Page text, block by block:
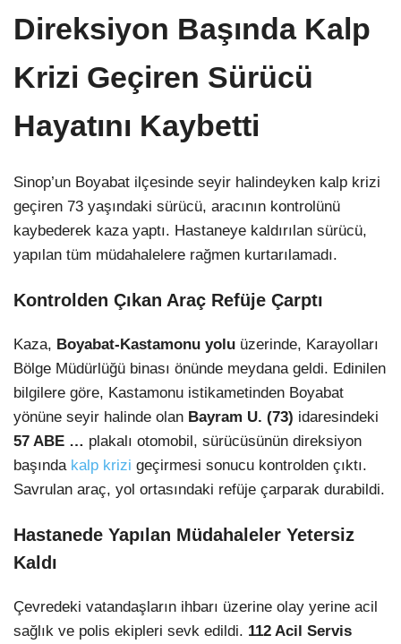
Direksiyon Başında Kalp
Krizi Geçiren Sürücü
Hayatını Kaybetti
Sinop’un Boyabat ilçesinde seyir halindeyken kalp krizi
geçiren 73 yaşındaki sürücü, aracının kontrolünü
kaybederek kaza yaptı. Hastaneye kaldırılan sürücü,
yapılan tüm müdahalelere rağmen kurtarılamadı.
Kontrolden Çıkan Araç Refüje Çarptı
Kaza, Boyabat-Kastamonu yolu üzerinde, Karayolları
Bölge Müdürlüğü binası önünde meydana geldi. Edinilen
bilgilere göre, Kastamonu istikametinden Boyabat
yönüne seyir halinde olan Bayram U. (73) idaresindeki
57 ABE … plakalı otomobil, sürücüsünün direksiyon
başında kalp krizi geçirmesi sonucu kontrolden çıktı.
Savrulan araç, yol ortasındaki refüje çarparak durabildi.
Hastanede Yapılan Müdahaleler Yetersiz
Kaldı
Çevredeki vatandaşların ihbarı üzerine olay yerine acil
sağlık ve polis ekipleri sevk edildi. 112 Acil Servis